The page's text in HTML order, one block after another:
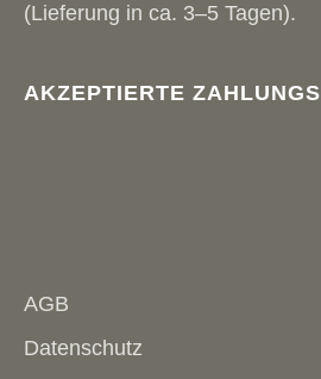
(Lieferung in ca. 3–5 Tagen).
AKZEPTIERTE
AGB
Datenschutz